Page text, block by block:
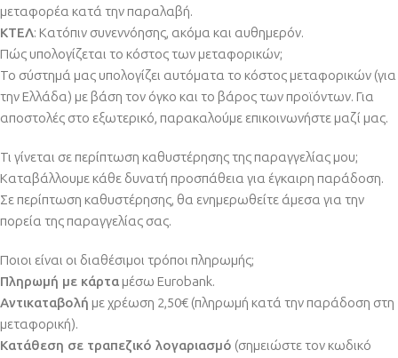
μεταφορέα κατά την παραλαβή.
ΚΤΕΛ: Κατόπιν συνεννόησης, ακόμα και αυθημερόν.
Πώς υπολογίζεται το κόστος των μεταφορικών;
Το σύστημά μας υπολογίζει αυτόματα το κόστος μεταφορικών (για
την Ελλάδα) με βάση τον όγκο και το βάρος των προϊόντων. Για
αποστολές στο εξωτερικό, παρακαλούμε επικοινωνήστε μαζί μας.
Τι γίνεται σε περίπτωση καθυστέρησης της παραγγελίας μου;
Καταβάλλουμε κάθε δυνατή προσπάθεια για έγκαιρη παράδοση.
Σε περίπτωση καθυστέρησης, θα ενημερωθείτε άμεσα για την
πορεία της παραγγελίας σας.
Ποιοι είναι οι διαθέσιμοι τρόποι πληρωμής;
Πληρωμή με κάρταμέσω Eurobank.
Αντικαταβολή με χρέωση 2,50€ (πληρωμή κατά την παράδοση στη
μεταφορική).
Κατάθεση σε τραπεζικό λογαριασμό (σημειώστε τον κωδικό